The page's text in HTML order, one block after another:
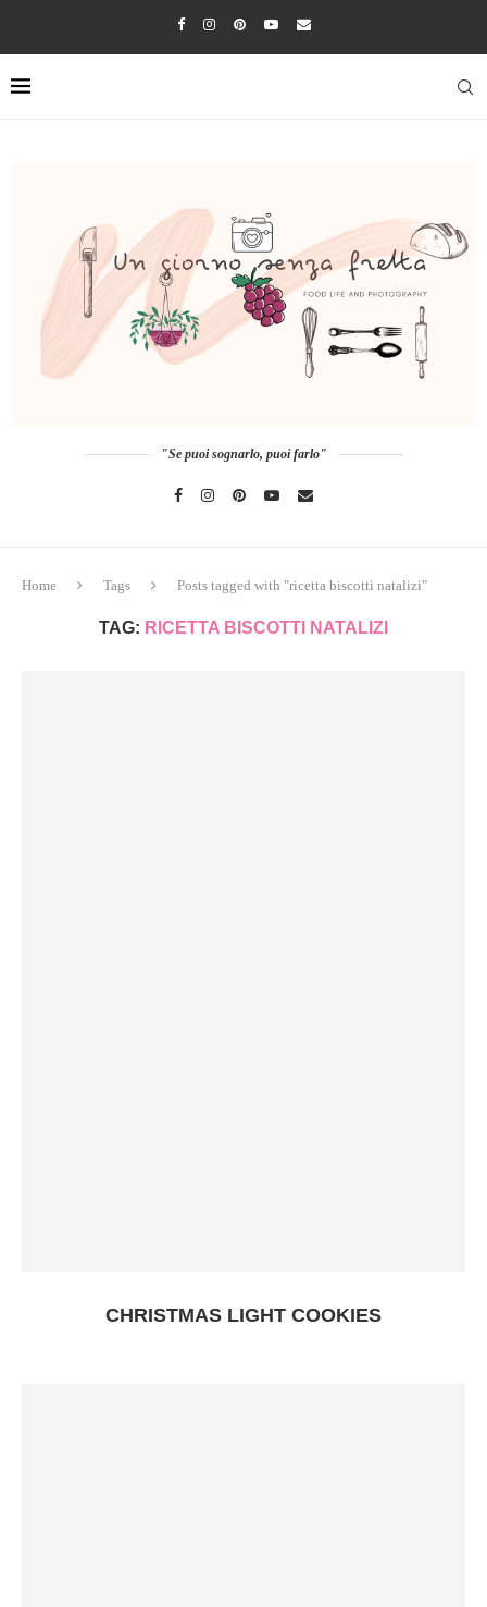
"Se puoi sognarlo, puoi farlo"
Home Tags Posts tagged with "ricetta biscotti natalizi"
TAG: RICETTA BISCOTTI NATALIZI
CHRISTMAS LIGHT COOKIES